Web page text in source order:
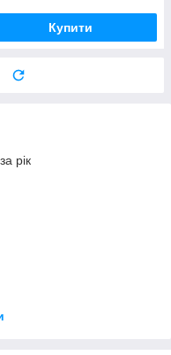
Купити
рік